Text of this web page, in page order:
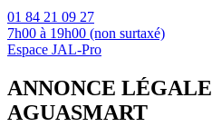
01 84 21 09 27
7h00 à 19h00 (non surtaxé)
Espace JAL-Pro
ANNONCE LÉGALE
AGUASMART